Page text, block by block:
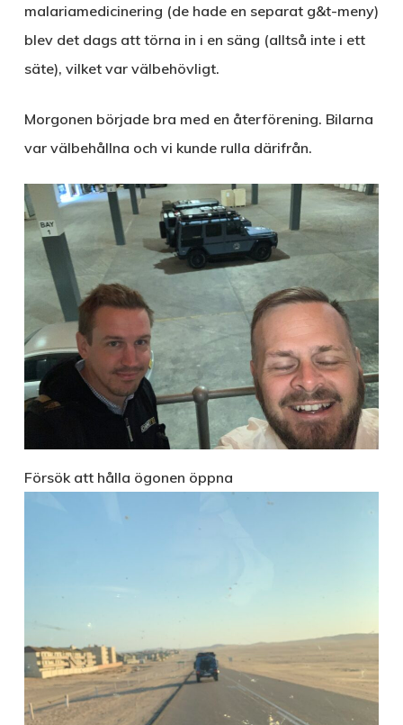
malariamedicinering (de hade en separat g&t-meny)
blev det dags att törna in i en säng (alltså inte i ett
säte), vilket var välbehövligt.
Morgonen började bra med en återförening. Bilarna
var välbehållna och vi kunde rulla därifrån.
Försök att hålla ögonen öppna